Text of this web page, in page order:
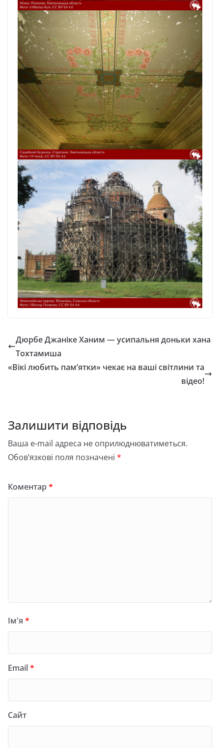
Дюрбе Джаніке Ханим — усипальня доньки хана
Тохтамиша
«Вікі любить пам’ятки» чекає на ваші світлини та
відео!
Залишити відповідь
Ваша e-mail адреса не оприлюднюватиметься.
Обов’язкові поля позначені *
Коментар*
Ім'я *
Email*
Сайт